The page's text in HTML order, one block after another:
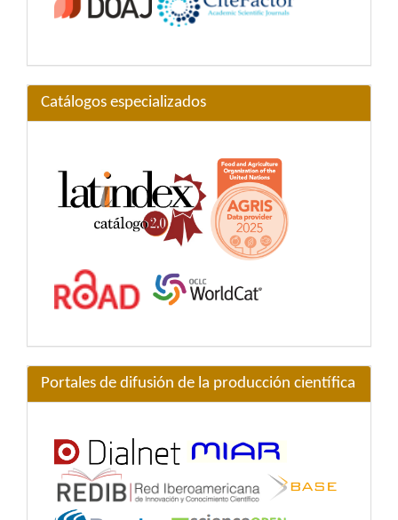
Catálogos especializados
Portales de difusión de la producción científica